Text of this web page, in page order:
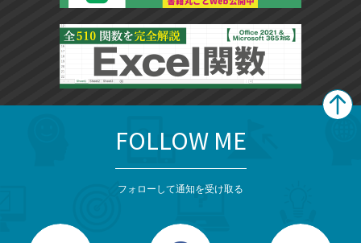
FOLLOW ME
フォローして通知を受け取る